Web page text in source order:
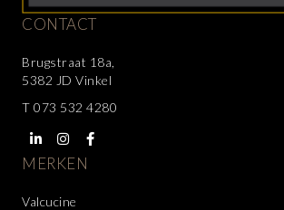
CONTACT
Brugstraat 18a,
5382 JD Vinkel
T 073 532 4280
MERKEN
Valcucine